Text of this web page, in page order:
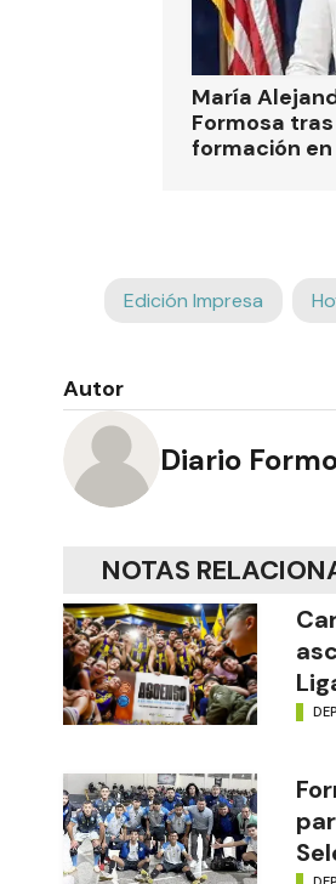
María
Formosa
formación
Edición Impresa
Autor
Diario
NOTAS